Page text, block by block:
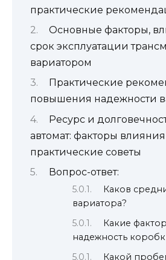
практические
Основные факторы,
срок эксплуатации
вариатором
Практические
повышения надежности
Ресурс и
автомат: факторы
практические советы
Вопрос-ответ:
Каков
вариатора?
Какие
надежность
Какой